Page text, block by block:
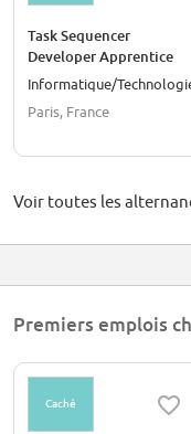
Task Sequencer
Developer Apprentice
Informatique/
Paris, France
Voir toutes les
Premiers emplois
Caché